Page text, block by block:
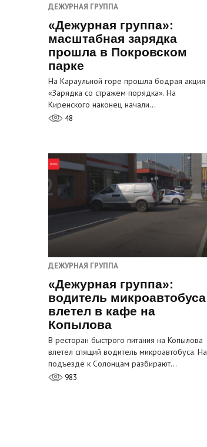
ДЕЖУРНАЯ ГРУППА
«Дежурная группа»:
масштабная зарядка
прошла в Покровском
парке
На Караульной горе прошла бодрая акция
«Зарядка со стражем порядка». На
Киренского наконец начали…
48
ДЕЖУРНАЯ ГРУППА
«Дежурная группа»:
водитель микроавтобуса
влетел в кафе на
Копылова
В ресторан быстрого питания на Копылова
влетел спящий водитель микроавтобуса. На
подъезде к Солонцам разбирают…
983